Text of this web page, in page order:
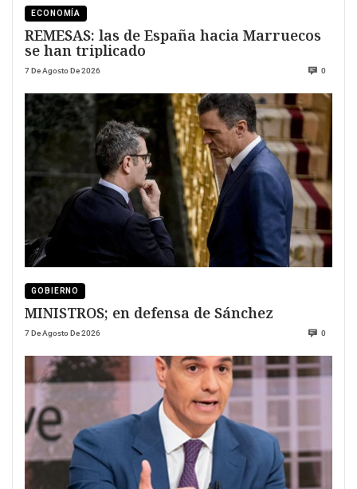
ECONOMÍA
REMESAS: las de España hacia Marruecos
se han triplicado
7 De Agosto De 2026 0
GOBIERNO
MINISTROS; en defensa de Sánchez
7 De Agosto De 2026 0